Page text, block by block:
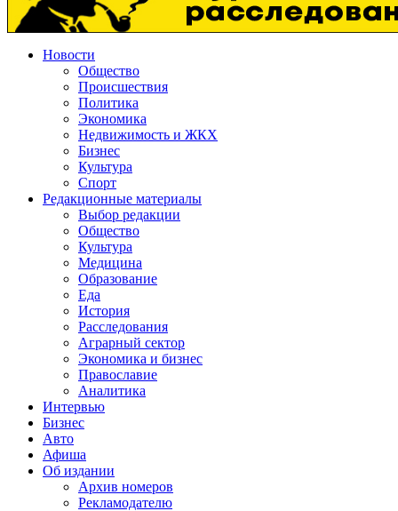
Новости
Общество
Происшествия
Политика
Экономика
Недвижимость и ЖКХ
Бизнес
Культура
Спорт
Редакционные материалы
Выбор редакции
Общество
Культура
Медицина
Образование
Еда
История
Расследования
Аграрный сектор
Экономика и бизнес
Православие
Аналитика
Интервью
Бизнес
Авто
Афиша
Об издании
Архив номеров
Рекламодателю